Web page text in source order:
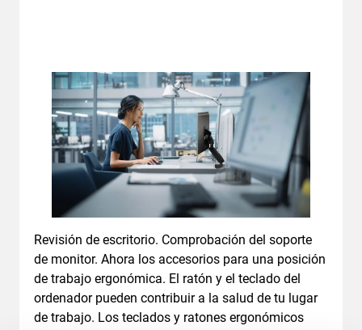
Revisión de escritorio. Comprobación del soporte
de monitor. Ahora los accesorios para una posición
de trabajo ergonómica. El ratón y el teclado del
ordenador pueden contribuir a la salud de tu lugar
de trabajo. Los teclados y ratones ergonómicos